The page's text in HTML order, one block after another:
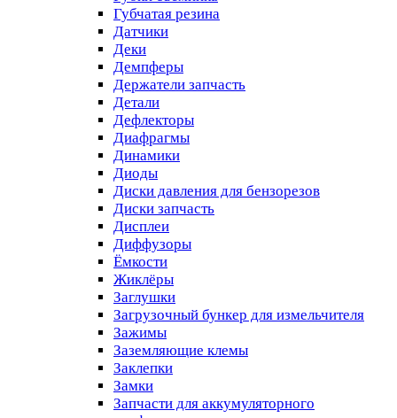
Губчатая резина
Датчики
Деки
Демпферы
Держатели запчасть
Детали
Дефлекторы
Диафрагмы
Динамики
Диоды
Диски давления для бензорезов
Диски запчасть
Дисплеи
Диффузоры
Ёмкости
Жиклёры
Заглушки
Загрузочный бункер для измельчителя
Зажимы
Заземляющие клемы
Заклепки
Замки
Запчасти для аккумуляторного